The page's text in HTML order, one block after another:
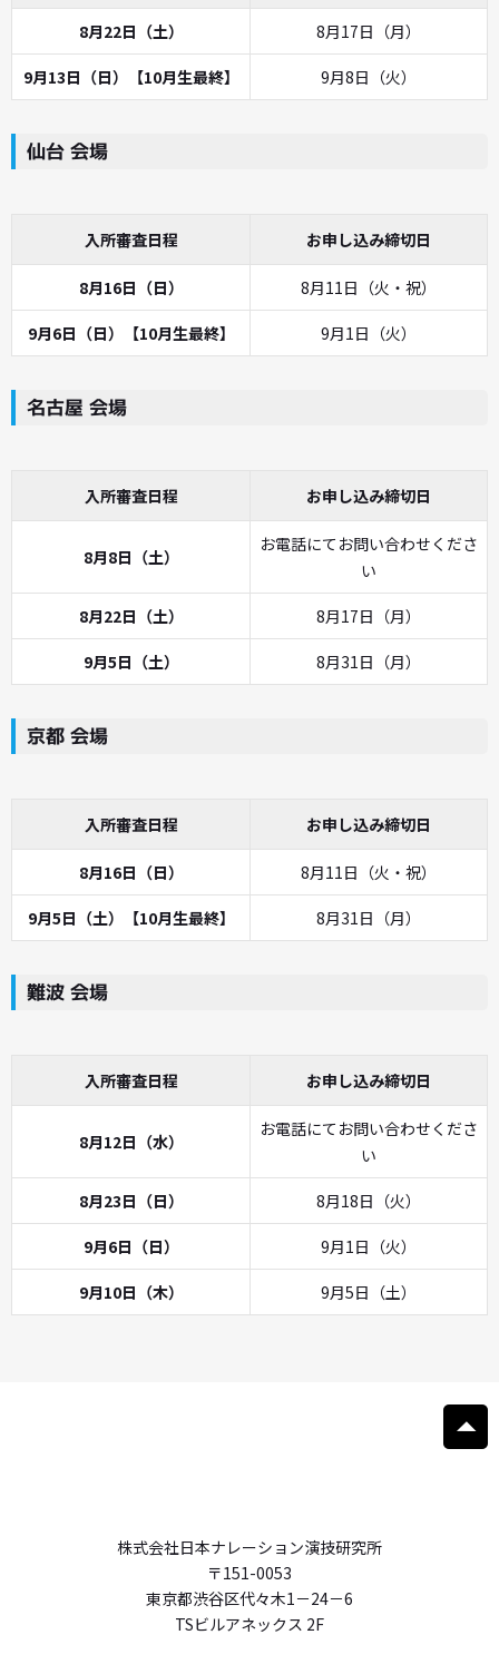
8月22日（土） 8月17日（月）
9月13日（日）【10月生最終】 9月8日（火）
仙台 会場
入所審査日程 お申し込み締切日
8月16日（日） 8月11日（火・祝）
9月6日（日）【10月生最終】 9月1日（火）
名古屋 会場
入所審査日程 お申し込み締切日
8月8日（土）
お電話にてお問い合わせくださ
い
8月22日（土） 8月17日（月）
9月5日（土） 8月31日（月）
京都 会場
入所審査日程 お申し込み締切日
8月16日（日） 8月11日（火・祝）
9月5日（土）【10月生最終】 8月31日（月）
難波 会場
入所審査日程 お申し込み締切日
8月12日（水）
お電話にてお問い合わせくださ
い
8月23日（日） 8月18日（火）
9月6日（日） 9月1日（火）
9月10日（木） 9月5日（土）
株式会社日本ナレーション演技研究所
〒151-0053
東京都渋谷区代々木1－24－6
TSビルアネックス 2F